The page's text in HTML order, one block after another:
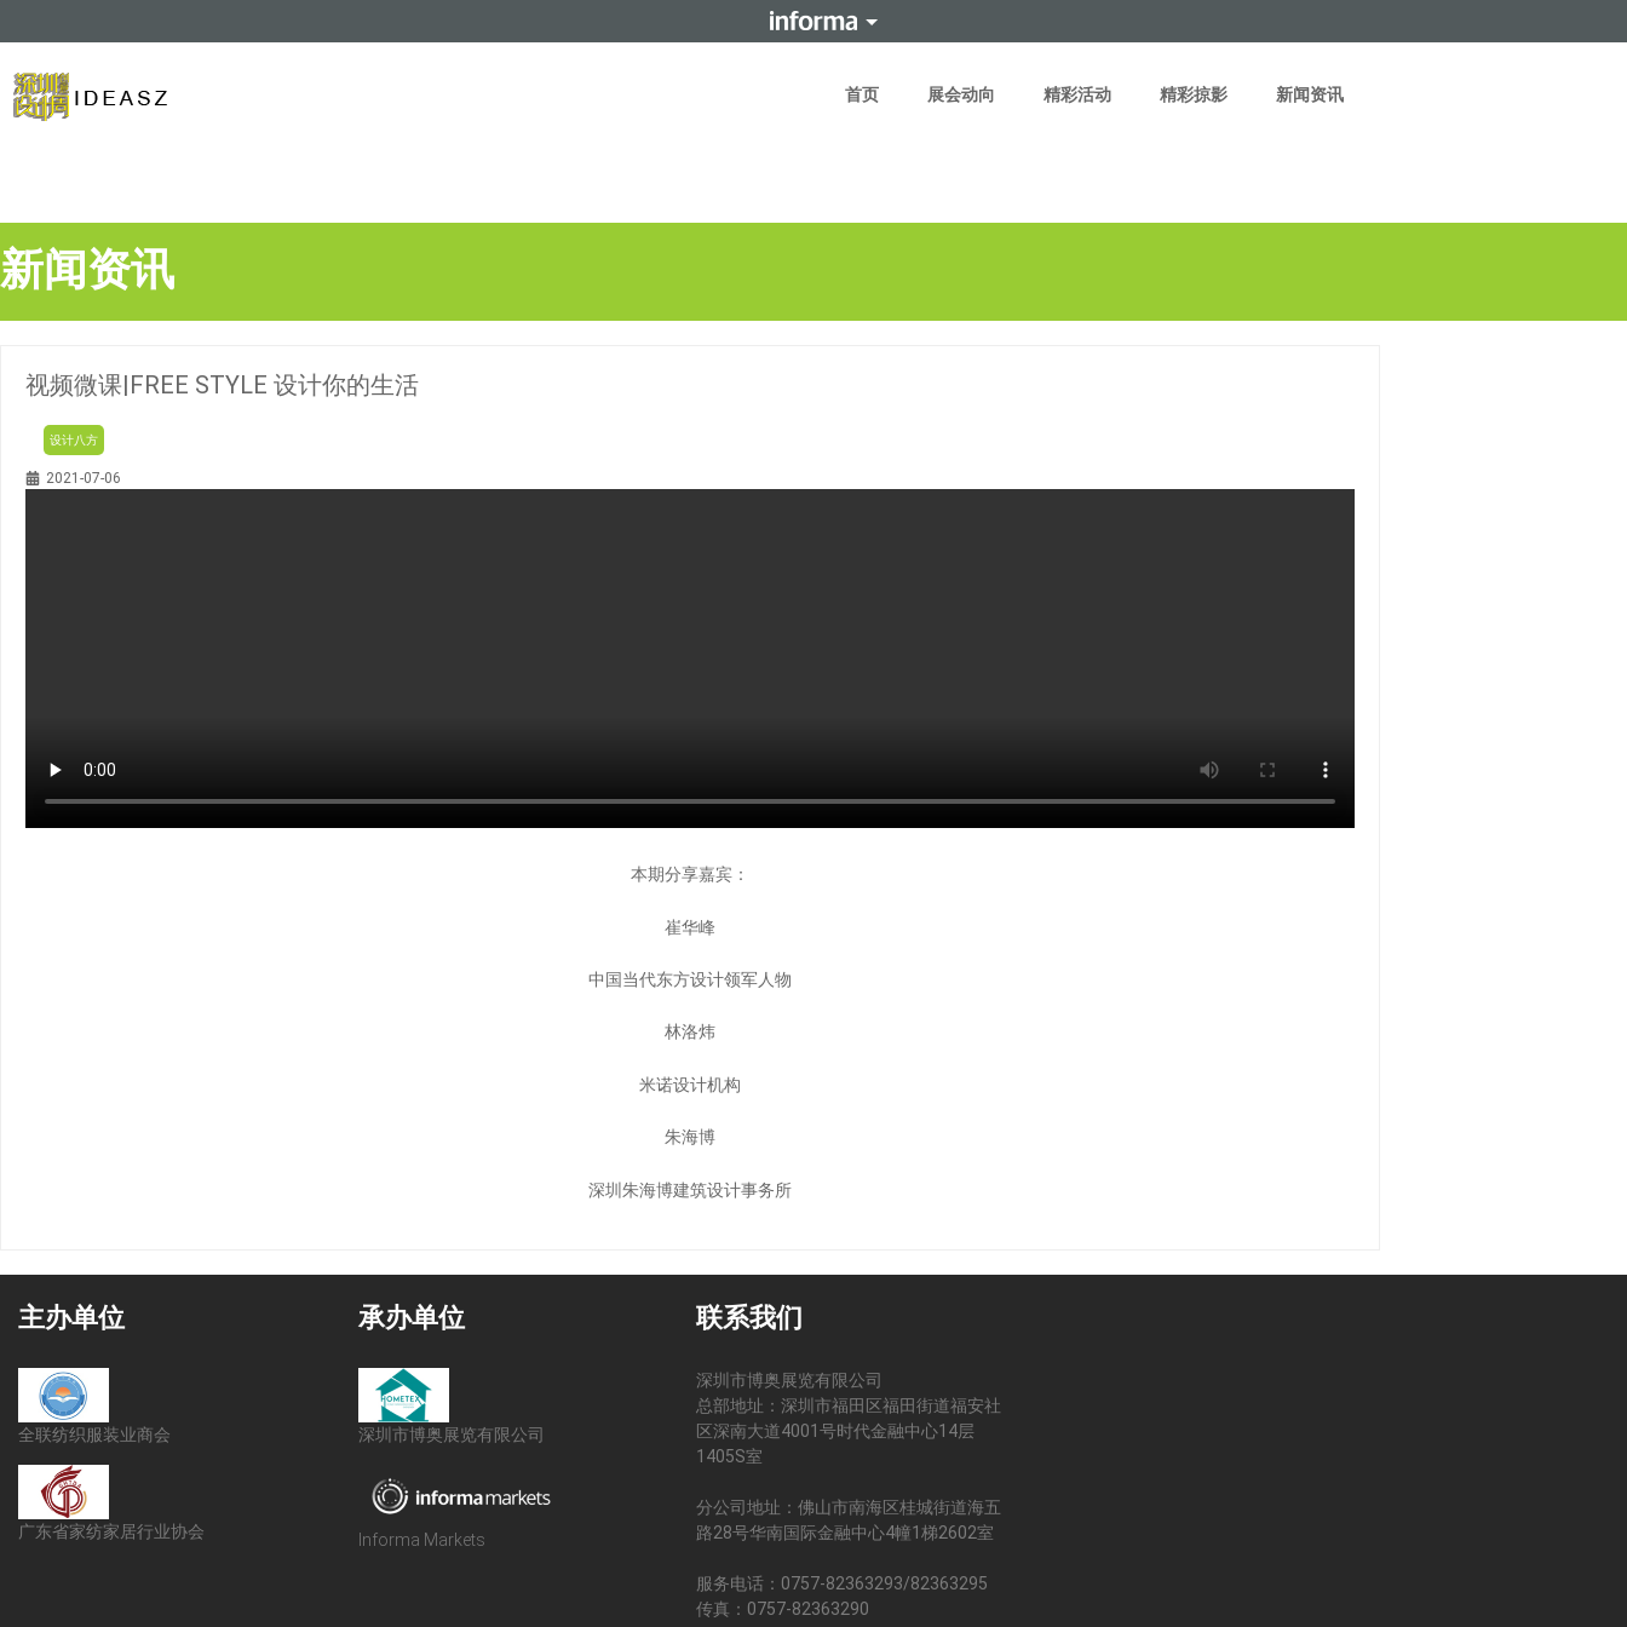
首页 展会动向 精彩活动 精彩掠影 新闻资讯
新闻资讯
视频微课|FREE STYLE 设计你的生活
设计八方
2021-07-06
本期分享嘉宾：
崔华峰
中国当代东方设计领军人物
林洛炜
米诺设计机构
朱海博
深圳朱海博建筑设计事务所
主办单位
全联纺织服装业商会
广东省家纺家居行业协会
承办单位
深圳市博奥展览有限公司
Informa Markets
联系我们
深圳市博奥展览有限公司
总部地址：深圳市福田区福田街道福安社
区深南大道4001号时代金融中心14层
1405S室
分公司地址：佛山市南海区桂城街道海五
路28号华南国际金融中心4幢1梯2602室
服务电话：0757-82363293/82363295
传真：0757-82363290